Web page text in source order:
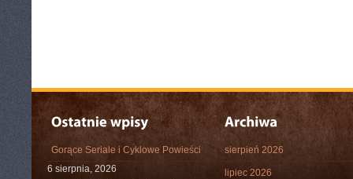
Gorące Seriale i Cyklowe Powieści
6 sierpnia, 2026
sierpień 2026
lipiec 2026